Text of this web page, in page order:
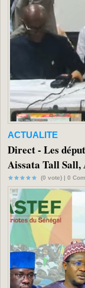
ACTUALITE
Direct - Les
Aissata Tall Sall,
(0 vote) | 0